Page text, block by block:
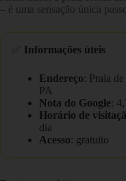
– é uma sensação única
Informações úteis
Endereço: Praia
PA
Nota do Google:
Horário de
dia
Acesso: gratuito